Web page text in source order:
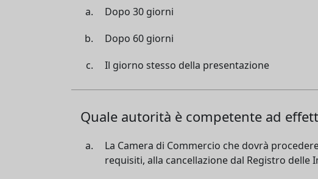
Dopo 30 giorni
Dopo 60 giorni
Il giorno stesso della presentazione
Quale autorità è competente ad
La Camera di Commercio che dovrà
requisiti, alla cancellazione dal Registro delle